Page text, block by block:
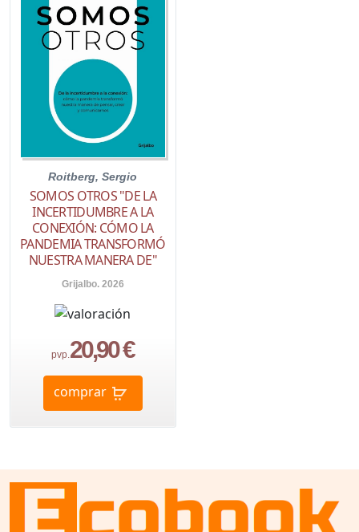
Roitberg, Sergio
SOMOS OTROS "DE LA
INCERTIDUMBRE A LA
CONEXIÓN: CÓMO LA
PANDEMIA TRANSFORMÓ
NUESTRA MANERA DE"
Grijalbo. 2026
pvp. 20,90 €
comprar